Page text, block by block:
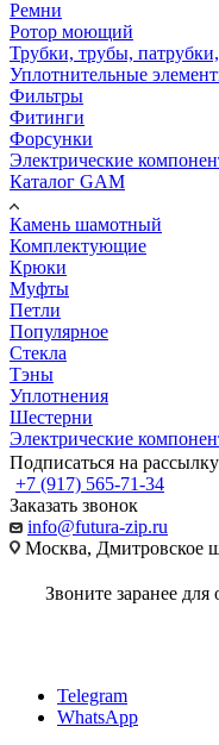
Ремни
Ротор моющий
Трубки, трубы,
Уплотнительные
Фильтры
Фитинги
Форсунки
Электрические
Каталог GAM
Камень шамотный
Комплектующие
Крюки
Муфты
Петли
Популярное
Стекла
Тэны
Уплотнения
Шестерни
Электрические
Подписаться на рассылку
+7 (917) 565-71-34
Заказать звонок
info@futura-zip.ru
Москва, Дмитровское
Звоните заранее
Telegram
WhatsApp